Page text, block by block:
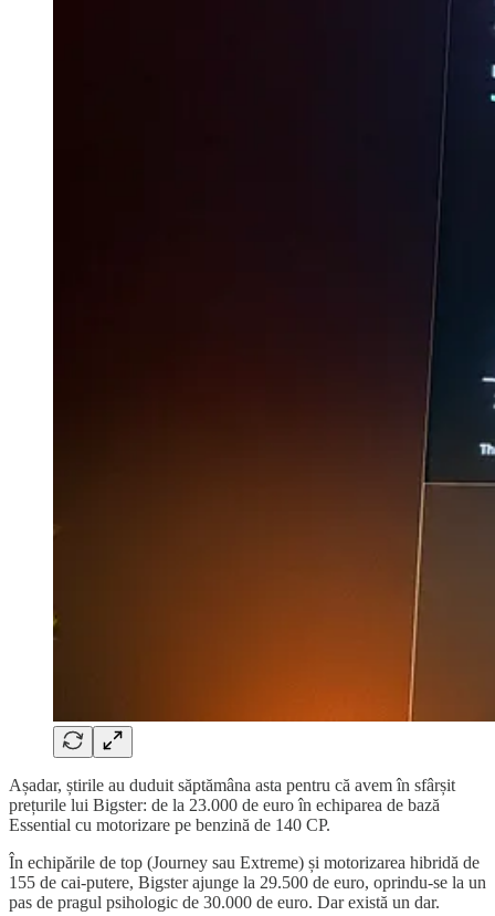
Așadar, știrile au duduit săptămâna asta pentru că avem în sfârșit
prețurile lui Bigster: de la 23.000 de euro în echiparea de bază
Essential cu motorizare pe benzină de 140 CP.
În echipările de top (Journey sau Extreme) și motorizarea hibridă de
155 de cai-putere, Bigster ajunge la 29.500 de euro, oprindu-se la un
pas de pragul psihologic de 30.000 de euro. Dar există un dar.